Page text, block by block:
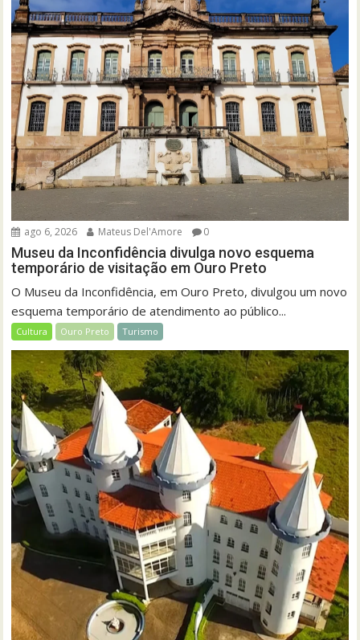
ago 6, 2026 Mateus Del'Amore 0
Museu da Inconfidência divulga novo esquema
temporário de visitação em Ouro Preto
O Museu da Inconfidência, em Ouro Preto, divulgou um novo
esquema temporário de atendimento ao público...
Cultura Ouro Preto Turismo